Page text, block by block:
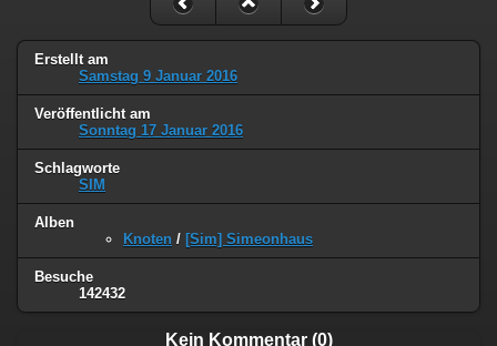
Erstellt am
Samstag 9 Januar 2016
Veröffentlicht am
Sonntag 17 Januar 2016
Schlagworte
SIM
Alben
Knoten / [Sim] Simeonhaus
Besuche
142432
Kein Kommentar (0)